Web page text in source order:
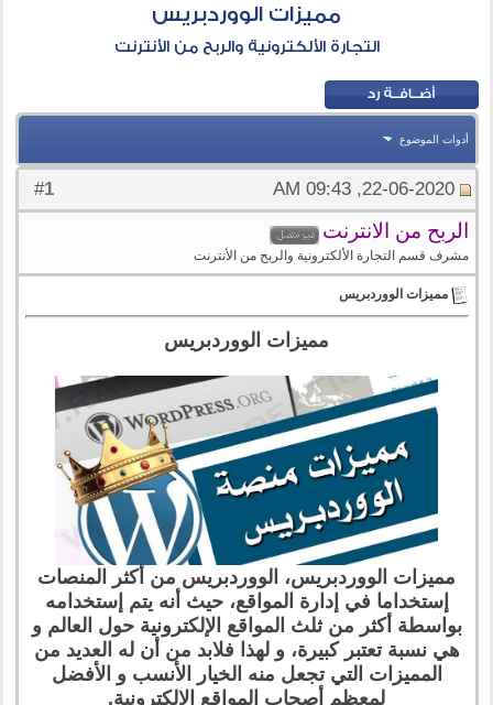
مميزات الووردبريس
التجارة الألكترونية والربح من الأنترنت
أدوات الموضوع
#
1 22-06-2020, 09:43 AM
الربح من الانترنت
مشرف قسم التجارة الألكترونية والربح من الأنترنت
مميزات الووردبريس
مميزات الووردبريس
مميزات الووردبريس، الووردبريس من أكثر المنصات
إستخداما في إدارة المواقع، حيث أنه يتم إستخدامه
بواسطة أكثر من ثلث المواقع الإلكترونية حول العالم و
هي نسبة تعتبر كبيرة، و لهذا فلابد من أن له العديد من
المميزات التي تجعل منه الخيار الأنسب و الأفضل
لمعظم أصحاب المواقع الإلكترونية.